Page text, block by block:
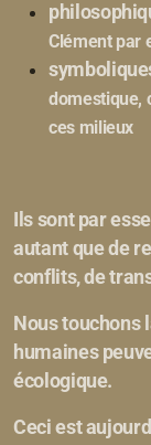
Clément par
domestique,
ces milieux
Ils sont par
autant que de
conflits, de
Nous touchons
humaines
écologique.
Ceci est